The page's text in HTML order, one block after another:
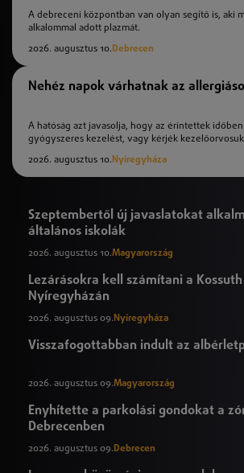
A debreceni központban van olyan segítő is, aki
alkalommal adott plazmát.
2026. augusztus 10.Debrecen
Nehéz napok várhatnak az
A hatóság azt javasolja, hogy az érintettek
gyógyszeres kezelést, vagy kérjék
2026. augusztus 10. Nyíregyháza
Szeptembertől új javaslatokat
általános iskolák
2026. augusztus 10.Magyarország
Lezárásokra kell számítani a
Nyíregyházán
2026. augusztus 09. Nyíregyháza
Visszafogottabban indult az
2026. augusztus 09.Magyarország
Enyhítette a parkolási gondokat a
Debrecenben
2026. augusztus 09.Debrecen